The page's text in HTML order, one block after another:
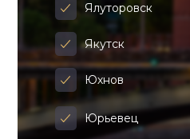
Ялуторовск
Якутск
Юхнов
Юрьевец